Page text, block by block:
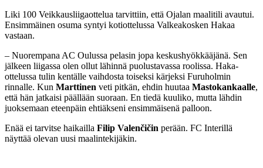
Liki 100 Veikkausliigaottelua tarvittiin, että Ojalan maalitili avautui.
Ensimmäinen osuma syntyi kotiottelussa Valkeakosken Hakaa
vastaan.
– Nuorempana AC Oulussa pelasin jopa keskushyökkääjänä. Sen
jälkeen liigassa olen ollut lähinnä puolustavassa roolissa. Haka-
ottelussa tulin kentälle vaihdosta toiseksi kärjeksi Furuholmin
rinnalle. Kun Marttinen veti pitkän, ehdin huutaa Mastokankaalle,
että hän jatkaisi päällään suoraan. En tiedä kuuliko, mutta lähdin
juoksemaan eteenpäin ehtiäkseni ensimmäisenä palloon.
Enää ei tarvitse haikailla Filip Valenčičin perään. FC Interillä
näyttää olevan uusi maalintekijäkin.